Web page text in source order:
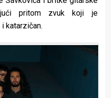
pritom zvuk koji je
katarzičan.